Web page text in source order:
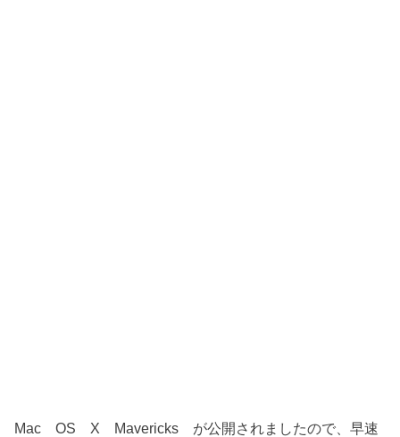
Mac OS X Mavericks が公開されましたので、早速